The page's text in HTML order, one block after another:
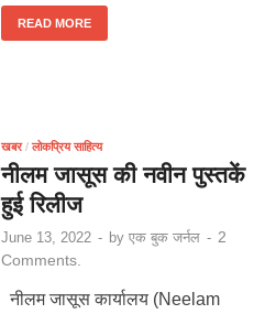
READ MORE
खबर/ लोकप्रिय साहित्य
नीलम जासूस की नवीन पुस्तकें
हुई रिलीज
June 13, 2022 - by एक बुक जर्नल - 2
Comments.
नीलम जासूस कार्यालय (Neelam